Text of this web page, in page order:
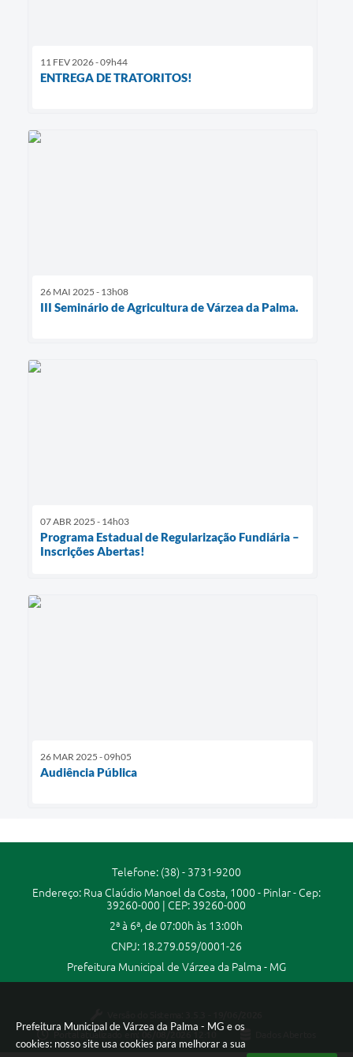
Prefeitura Municipal de Várzea da Palma - MG e os
cookies: nosso site usa cookies para melhorar a sua
11 FEV 2026 - 09h44
ENTREGA DE TRATORITOS!
26 MAI 2025 - 13h08
III Seminário de Agricultura de Várzea da Palma.
07 ABR 2025 - 14h03
Programa Estadual de Regularização Fundiária –
Inscrições Abertas!
26 MAR 2025 - 09h05
Audiência Pública
Telefone: (38) - 3731-9200
Endereço: Rua Claúdio Manoel da Costa, 1000 - Pinlar - Cep:
39260-000 | CEP: 39260-000
2ª à 6ª, de 07:00h às 13:00h
CNPJ: 18.279.059/0001-26
Prefeitura Municipal de Várzea da Palma - MG
Portal atualizado em: